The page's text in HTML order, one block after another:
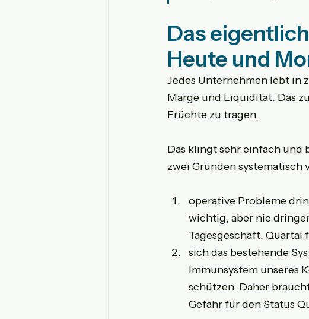
Das
Heute und
Jedes Unternehmen lebt in
Marge und Liquidität. Das
Früchte zu tragen.
Das klingt sehr einfach und
zwei Gründen systematisch
operative Probleme
wichtig, aber nie
Tagesgeschäft. Quartal
sich das bestehende
Immunsystem unseres
schützen. Daher
Gefahr für den Status